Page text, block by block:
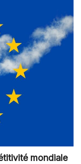
mondiale